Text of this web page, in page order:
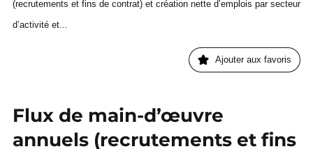
(recrutements et fins de contrat) et création nette d’emplois par secteur
d’activité et...
Ajouter aux favoris
Flux de main-d’œuvre
annuels (recrutements et fins